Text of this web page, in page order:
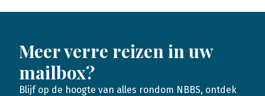
Meer verre reizen in uw
mailbox?
Blijf op de hoogte van alles rondom NBBS, ontdek